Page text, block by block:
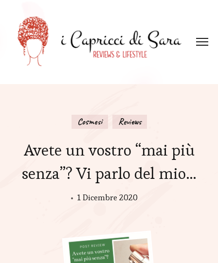
Cosmesi Reviews
Avete un vostro “mai più
senza”? Vi parlo del mio…
1 Dicembre 2020